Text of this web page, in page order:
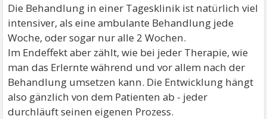
Die Behandlung in einer Tagesklinik ist natürlich viel
intensiver, als eine ambulante Behandlung jede
Woche, oder sogar nur alle 2 Wochen.
Im Endeffekt aber zählt, wie bei jeder Therapie, wie
man das Erlernte während und vor allem nach der
Behandlung umsetzen kann. Die Entwicklung hängt
also gänzlich von dem Patienten ab - jeder
durchläuft seinen eigenen Prozess.